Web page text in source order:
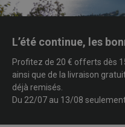
L’été continue, les
Profitez de 20 € offerts dès
ainsi que de la livraison
déjà remisés.
Du 22/07 au 13/08